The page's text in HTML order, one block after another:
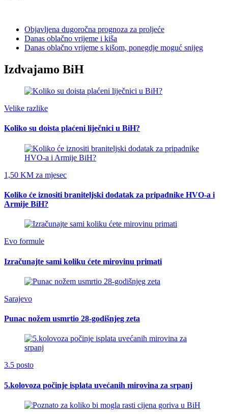
Objavljena dugoročna prognoza za proljeće
Danas oblačno vrijeme i kiša
Danas oblačno vrijeme s kišom, ponegdje moguć snijeg
Izdvajamo BiH
Velike razlike
Koliko su doista plaćeni liječnici u BiH?
1,50 KM za mjesec
Koliko će iznositi braniteljski dodatak za pripadnike HVO-a i
Armije BiH?
Evo formule
Izračunajte sami koliku ćete mirovinu primati
Sarajevo
Punac nožem usmrtio 28-godišnjeg zeta
3.5 posto
5.kolovoza počinje isplata uvećanih mirovina za srpanj